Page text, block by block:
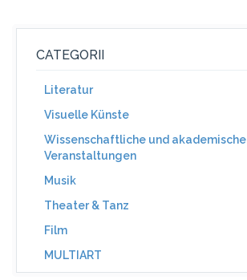
CATEGORII
Literatur
Visuelle Künste
Wissenschaftliche und akademische
Veranstaltungen
Musik
Theater & Tanz
Film
MULTIART